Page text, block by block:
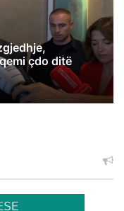
çdo ditë